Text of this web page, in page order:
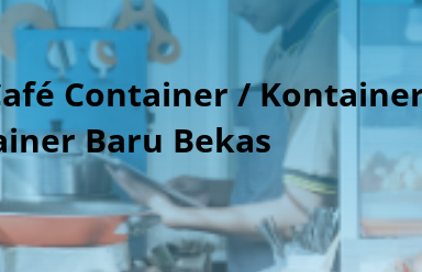
Container /
Baru Bekas